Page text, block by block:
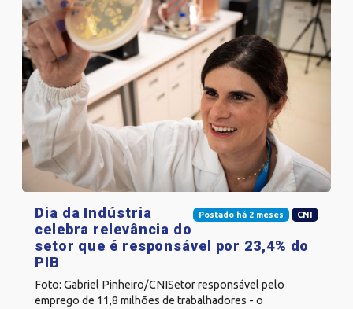
Postado há 2 meses CNI
Dia da Indústria
celebra relevância do
setor que é responsável por 23,4% do
PIB
Foto: Gabriel Pinheiro/CNISetor responsável pelo
emprego de 11,8 milhões de trabalhadores - o